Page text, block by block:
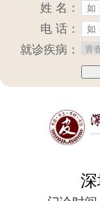
姓 名：
电 话：
就诊疾病：